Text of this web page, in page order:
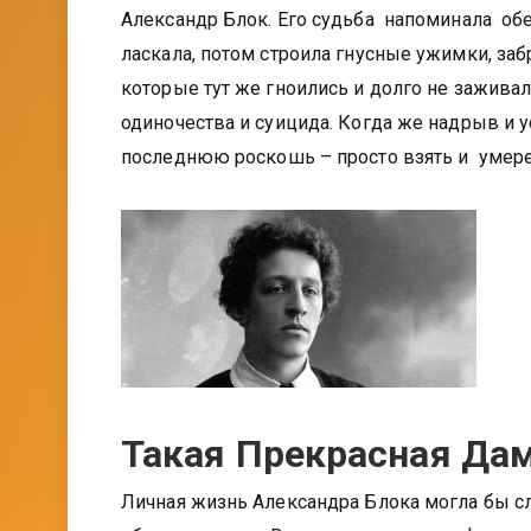
Александр Блок. Его судьба напоминала
ласкала, потом строила гнусные ужимки,
которые тут же гноились и долго не
одиночества и суицида. Когда же надрыв и
последнюю роскошь – просто взять и
Такая Прекрасная
Личная жизнь Александра Блока могла бы